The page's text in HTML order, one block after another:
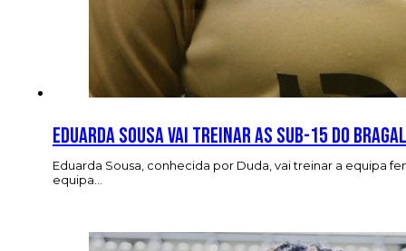
Eduarda Sousa vai treinar as sub-15 do
Eduarda Sousa, conhecida por Duda, vai treinar a equipa
equipa…